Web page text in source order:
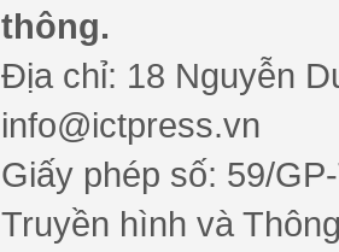
thông.
Địa chỉ: 18 Nguyễn
info@ictpress.vn
Giấy phép số: 59/
Truyền hình và